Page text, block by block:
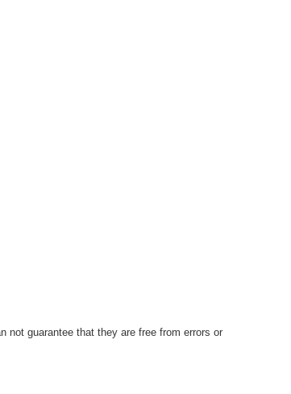
not guarantee that they are free from errors or